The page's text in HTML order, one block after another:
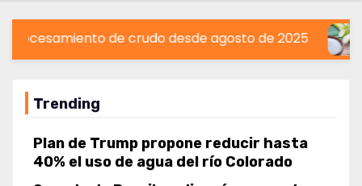
desde agosto de 2025 Azúcar estándar
Trending
Morelos proyecta producir siete mil
toneladas de biofertilizante con
cachaza de caña
México y Japón impulsan cooperación
Plan de Trump propone reducir hasta
Senado de Brasil analizará propuesta